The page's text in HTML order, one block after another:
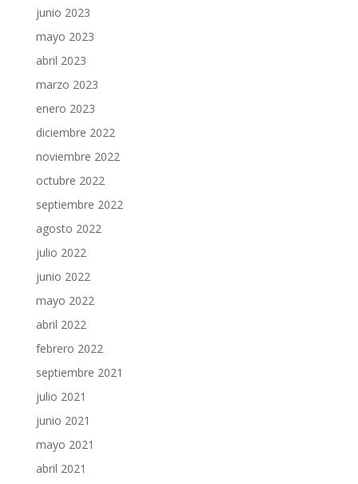
junio 2023
mayo 2023
abril 2023
marzo 2023
enero 2023
diciembre 2022
noviembre 2022
octubre 2022
septiembre 2022
agosto 2022
julio 2022
junio 2022
mayo 2022
abril 2022
febrero 2022
septiembre 2021
julio 2021
junio 2021
mayo 2021
abril 2021